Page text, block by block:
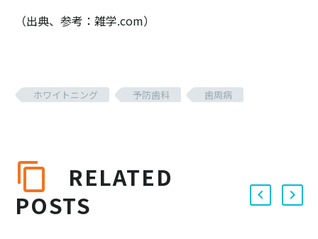
（出典、参考：雑学.com）
ホワイトニング 予防歯科 歯周病
RELATED
POSTS